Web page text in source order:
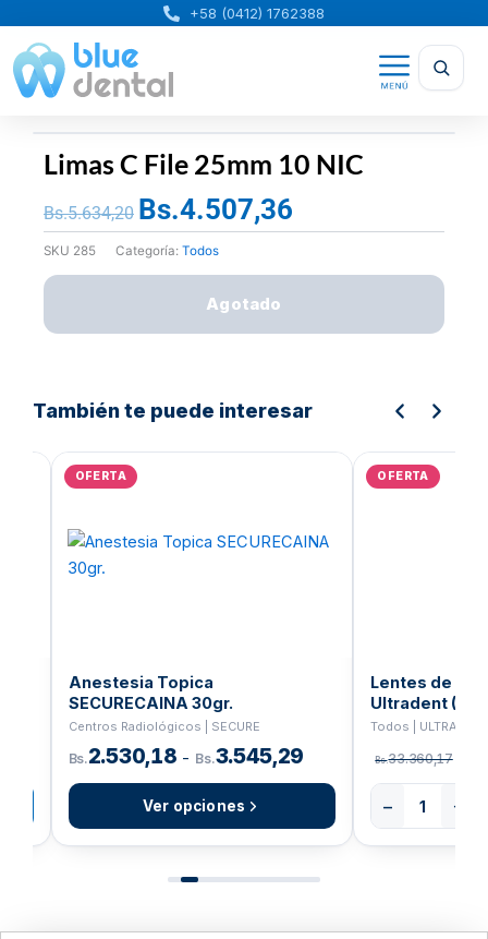
contenido
+58 (0412) 1762388
Limas C File 25mm 10 NIC
Bs.5.634,20 El
precio
original
Bs.5.634,20.
Bs.4.507,36
precio
SKU 285 Categoría: Todos
Agotado
También te puede interesar
OFERTA
Anestesia Topica
SECURECAINA 30gr.
Centros Radiológicos | SECURE
Bs.2.530,18 - Bs.3.545,29
Ver opciones
OFERTA
Lentes de
Ultradent
Todos |
Bs.33.360,17
− +